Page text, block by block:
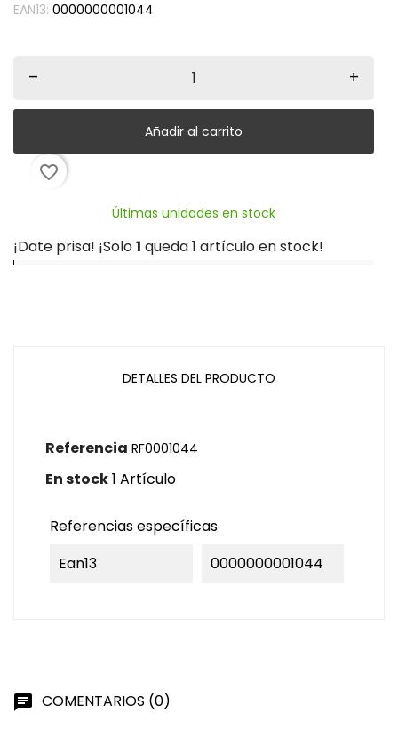
EAN13: 0000000001044
– +
Añadir al carrito
favorite_border
Últimas unidades en stock
¡Date prisa! ¡Solo1 queda 1 artículo en stock!
DETALLES DEL PRODUCTO
Referencia RF0001044
En stock1 Artículo
Referencias específicas
Ean13
0000000001044
chat COMENTARIOS (0)